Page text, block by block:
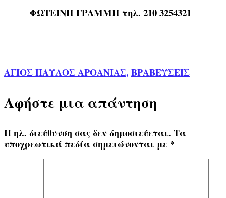
ΦΩΤΕΙΝΗ ΓΡΑΜΜΗ τηλ. 210 3254321
ΑΓΙΟΣ ΠΑΥΛΟΣ ΑΡΟΑΝΙΑΣ, ΒΡΑΒΕΥΣΕΙΣ
Αφήστε μια απάντηση
Η ηλ. διεύθυνση σας δεν δημοσιεύεται. Τα
υποχρεωτικά πεδία σημειώνονται με *